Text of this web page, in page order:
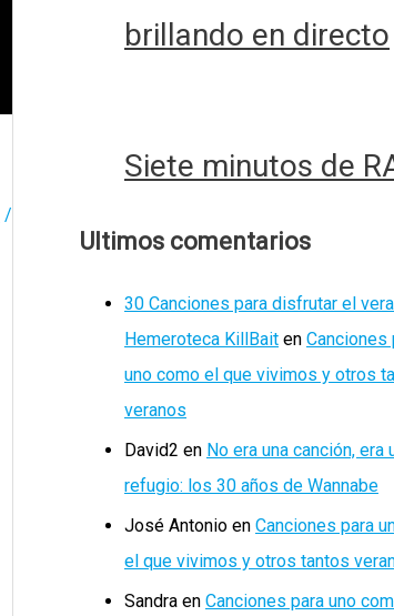
/
brillando en directo
Siete minutos de
Ultimos comentarios
30 Canciones para disfrutar el
Hemeroteca KillBait en Canciones
uno como el que vivimos y otros
veranos
David2 en No era una canción, era
refugio: los 30 años de Wannabe
José Antonio en Canciones para
el que vivimos y otros tantos
Sandra en Canciones para uno